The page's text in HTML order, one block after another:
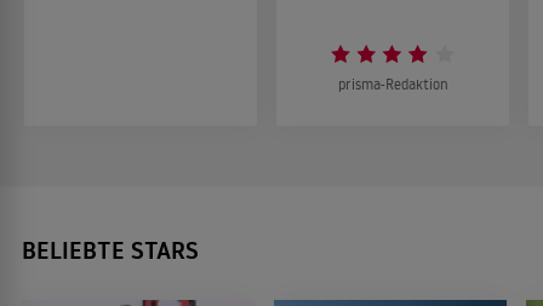
prisma-Redaktion
BELIEBTE STARS